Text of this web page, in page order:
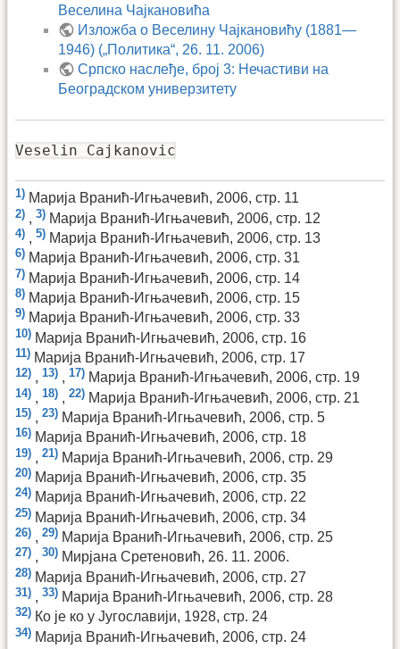
Веселина Чајкановића
Изложба о Веселину Чајкановићу (1881—
1946) („Политика“, 26. 11. 2006)
Српско наслеђе, број 3: Нечастиви на
Београдском универзитету
Veselin Cajkanovic
1) Марија Вранић-Игњачевић, 2006, стр. 11
2) , 3) Марија Вранић-Игњачевић, 2006, стр. 12
4) , 5) Марија Вранић-Игњачевић, 2006, стр. 13
6) Марија Вранић-Игњачевић, 2006, стр. 31
7) Марија Вранић-Игњачевић, 2006, стр. 14
8) Марија Вранић-Игњачевић, 2006, стр. 15
9) Марија Вранић-Игњачевић, 2006, стр. 33
10) Марија Вранић-Игњачевић, 2006, стр. 16
11) Марија Вранић-Игњачевић, 2006, стр. 17
12) , 13) , 17) Марија Вранић-Игњачевић, 2006, стр. 19
14) , 18) , 22) Марија Вранић-Игњачевић, 2006, стр. 21
15) , 23) Марија Вранић-Игњачевић, 2006, стр. 5
16) Марија Вранић-Игњачевић, 2006, стр. 18
19) , 21) Марија Вранић-Игњачевић, 2006, стр. 29
20) Марија Вранић-Игњачевић, 2006, стр. 35
24) Марија Вранић-Игњачевић, 2006, стр. 22
25) Марија Вранић-Игњачевић, 2006, стр. 34
26) , 29) Марија Вранић-Игњачевић, 2006, стр. 25
27) , 30) Мирјана Сретеновић, 26. 11. 2006.
28) Марија Вранић-Игњачевић, 2006, стр. 27
31) , 33) Марија Вранић-Игњачевић, 2006, стр. 28
32) Ко је ко у Југославији, 1928, стр. 24
34) Марија Вранић-Игњачевић, 2006, стр. 24